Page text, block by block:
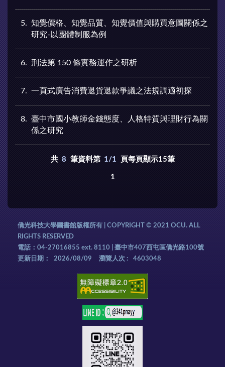
5
知覺價格、知覺品質、知覺價值與購買意圖關係之
研究-以團體制服為例
6 刑法第 150 條實務運作之研析
7 一頁式廣告消費退貨退款爭議之法規調適初探
8
臺中市國小教師金錢態度、人格特質與理財行為關
係之研究
共 8 筆資料第 1/1 頁每頁顯示15筆
1
僑光科技大學圖書館版權所有 | COPYRIGHT © 2021 OCU. ALL
RIGHTS RESERVED
電話：04-27016855 ext. 8110 | 臺中市407西屯區僑光路100號
更新日期：
2026/08/09 瀏覽人次 : 4603048